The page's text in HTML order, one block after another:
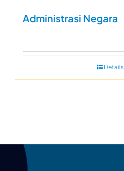
Administrasi Negara
Details